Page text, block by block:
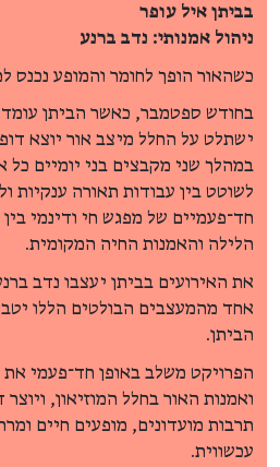
בביתן איל עופר
ניהול אמנותי: נדב ברנע
כשהאור הופך לחומר והמופע נכנס
בחודש ספטמבר, כאשר הביתן עומד
ישתלט על החלל מיצב אור יוצא
במהלך שני מקבצים בני יומיים כל
לשוטט בין עבודות תאורה ענקיות
חד־פעמיים של מפגש חי ודינמי בין
הלילה והאמנות החיה המקומית.
את האירועים בביתן יעצבו נדב
אחד מהמעצבים הבולטים הללו
הביתן.
הפרויקט משלב באופן חד־פעמי את
ואמנות האור בחלל המוזיאון,
תרבות מועדונים, מופעים חיים
עכשווית.